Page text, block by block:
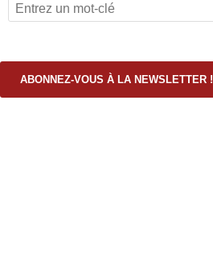
ABONNEZ-VOUS À LA NEWSLETTER !